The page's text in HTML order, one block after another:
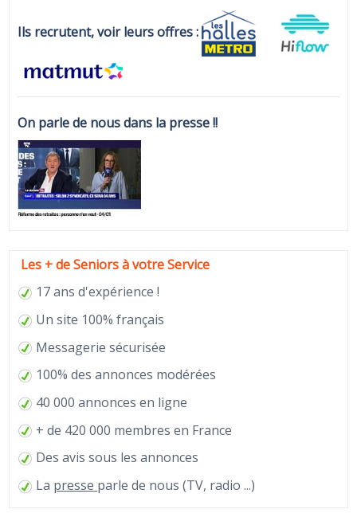
Ils recrutent, voir leurs offres :
On parle de nous dans la presse !!
Les + de Seniors à votre Service
17 ans d'expérience !
Un site 100% français
Messagerie sécurisée
100% des annonces modérées
40 000 annonces en ligne
+ de 420 000 membres en France
Des avis sous les annonces
La presse parle de nous (TV, radio ...)